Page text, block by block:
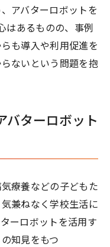
アバターロボットを
はあるものの、事例
も導入や利用促進を
ないという問題を抱
バターロボット
療養などの子どもた
兼ねなく学校生活に
ーロボットを活用す
知見をもつ